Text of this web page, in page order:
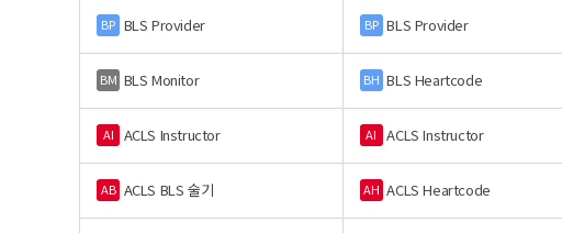
BP BLS Provider BP BLS Provider
BM BLS Monitor BH BLS Heartcode
AI ACLS Instructor AI ACLS Instructor
AB ACLS BLS 술기 AH ACLS Heartcode